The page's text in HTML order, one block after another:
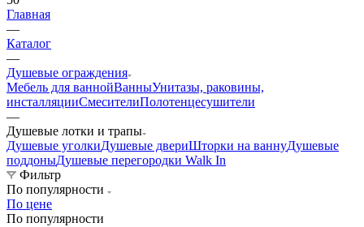
Главная
—
Каталог
—
Душевые ограждения
Мебель для ваннойВанныУнитазы, раковины,
инсталляцииСмесителиПолотенцесушители
—
Душевые лотки и трапы
Душевые уголкиДушевые двериШторки на ваннуДушевые
поддоныДушевые перегородки Walk In
Фильтр
По популярности
По цене
По популярности